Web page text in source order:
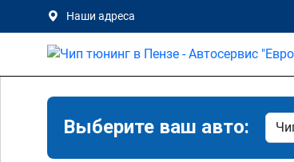
Наши адреса
Выберите ваш авто: